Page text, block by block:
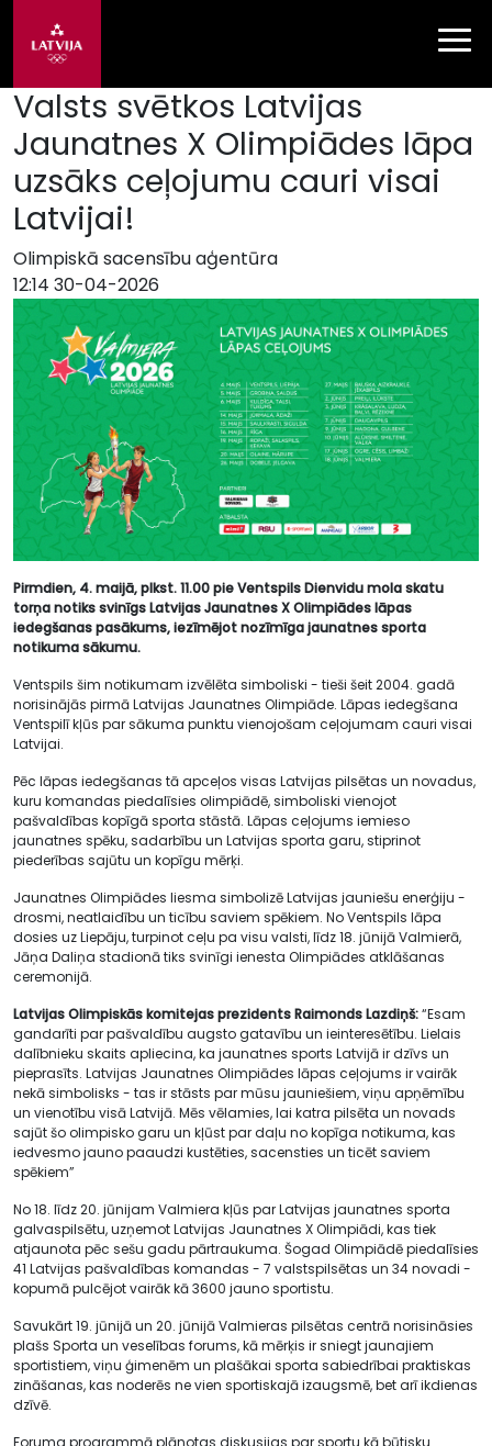
Valsts svētkos Latvijas
Jaunatnes X Olimpiādes lāpa
uzsāks ceļojumu cauri visai
Latvijai!
Olimpiskā sacensību aģentūra
12:14 30-04-2026
Pirmdien, 4. maijā, plkst. 11.00 pie Ventspils Dienvidu mola skatu
torņa notiks svinīgs Latvijas Jaunatnes X Olimpiādes lāpas
iedegšanas pasākums, iezīmējot nozīmīga jaunatnes sporta
notikuma sākumu.
Ventspils šim notikumam izvēlēta simboliski - tieši šeit 2004. gadā
norisinājās pirmā Latvijas Jaunatnes Olimpiāde. Lāpas iedegšana
Ventspilī kļūs par sākuma punktu vienojošam ceļojumam cauri visai
Latvijai.
Pēc lāpas iedegšanas tā apceļos visas Latvijas pilsētas un novadus,
kuru komandas piedalīsies olimpiādē, simboliski vienojot
pašvaldības kopīgā sporta stāstā. Lāpas ceļojums iemieso
jaunatnes spēku, sadarbību un Latvijas sporta garu, stiprinot
piederības sajūtu un kopīgu mērķi.
Jaunatnes Olimpiādes liesma simbolizē Latvijas jauniešu enerģiju -
drosmi, neatlaidību un ticību saviem spēkiem. No Ventspils lāpa
dosies uz Liepāju, turpinot ceļu pa visu valsti, līdz 18. jūnijā Valmierā,
Jāņa Daliņa stadionā tiks svinīgi ienesta Olimpiādes atklāšanas
ceremonijā.
Latvijas Olimpiskās komitejas prezidents Raimonds Lazdiņš:“Esam
gandarīti par pašvaldību augsto gatavību un ieinteresētību. Lielais
dalībnieku skaits apliecina, ka jaunatnes sports Latvijā ir dzīvs un
pieprasīts. Latvijas Jaunatnes Olimpiādes lāpas ceļojums ir vairāk
nekā simbolisks - tas ir stāsts par mūsu jauniešiem, viņu apņēmību
un vienotību visā Latvijā. Mēs vēlamies, lai katra pilsēta un novads
sajūt šo olimpisko garu un kļūst par daļu no kopīga notikuma, kas
iedvesmo jauno paaudzi kustēties, sacensties un ticēt saviem
spēkiem”
No 18. līdz 20. jūnijam Valmiera kļūs par Latvijas jaunatnes sporta
galvaspilsētu, uzņemot Latvijas Jaunatnes X Olimpiādi, kas tiek
atjaunota pēc sešu gadu pārtraukuma. Šogad Olimpiādē piedalīsies
41 Latvijas pašvaldības komandas - 7 valstspilsētas un 34 novadi -
kopumā pulcējot vairāk kā 3600 jauno sportistu.
Savukārt 19. jūnijā un 20. jūnijā Valmieras pilsētas centrā norisināsies
plašs Sporta un veselības forums, kā mērķis ir sniegt jaunajiem
sportistiem, viņu ģimenēm un plašākai sporta sabiedrībai praktiskas
zināšanas, kas noderēs ne vien sportiskajā izaugsmē, bet arī ikdienas
dzīvē.
Foruma programmā plānotas diskusijas par sportu kā būtisku